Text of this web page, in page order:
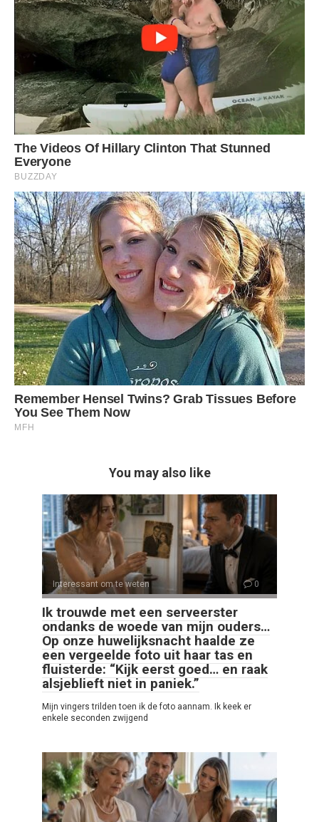
You may also like
Interessant om te weten 0
Ik trouwde met een serveerster
ondanks de woede van mijn ouders…
Op onze huwelijksnacht haalde ze
een vergeelde foto uit haar tas en
fluisterde: “Kijk eerst goed… en raak
alsjeblieft niet in paniek.”
Mijn vingers trilden toen ik de foto aannam. Ik keek er
enkele seconden zwijgend